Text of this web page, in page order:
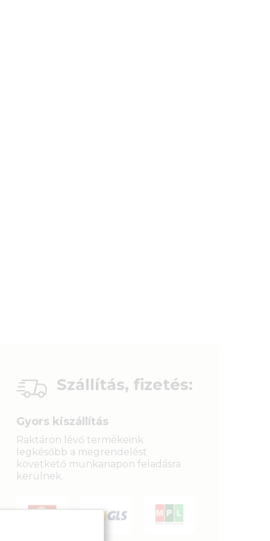
Szállítás, fizetés:
Gyors kiszállítás
Raktáron lévő termékeink
legkésőbb a megrendelést
követkető munkanapon feladásra
kerülnek.